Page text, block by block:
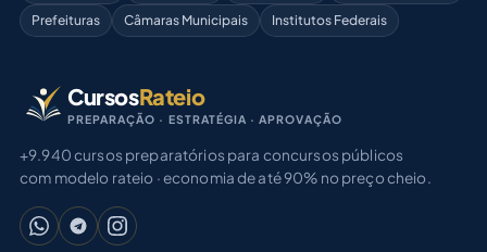
Prefeituras
Câmaras Municipais Institutos Federais
CursosRateio
PREPARAÇÃO · ESTRATÉGIA · APROVAÇÃO
+9.940 cursos preparatórios para concursos públicos
com modelo rateio · economia de até 90% no preço cheio.